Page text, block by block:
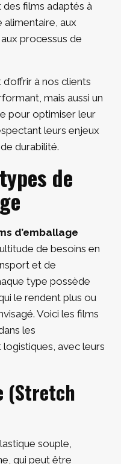
films adaptés à
alimentaire, aux
processus de
à nos clients
mais aussi un
pour optimiser leur
leurs enjeux
durabilité.
de
d’emballage
de besoins en
et de
type possède
le rendent plus ou
Voici les films
les
avec leurs
(Stretch
souple,
qui peut être